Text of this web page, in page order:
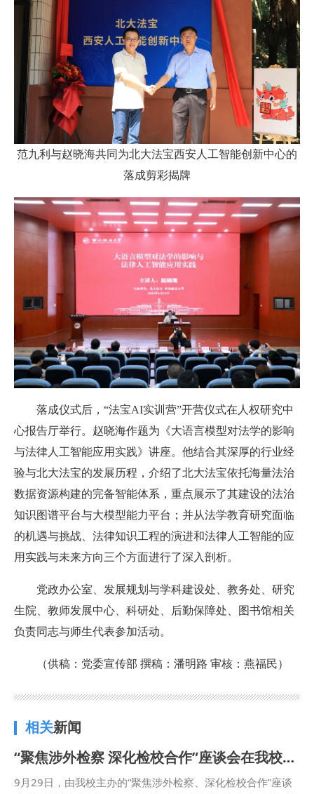
范九利与赵晓海共同为北大法宝西安人工智能创新中心的
落成剪彩揭牌
落成仪式后，“法宝AI实训营”开营仪式在人权研究中
心报告厅举行。赵晓海作题为《大语言模型对法学的影响
与法律人工智能应用实践》讲座。他结合其深厚的行业经
验与北大法宝的发展历程，介绍了北大法宝依托海量法治
数据资源构建的完备智能体系，重点展示了其建设的法治
知识图谱平台与大模型能力平台；并从法学教育研究面临
的机遇与挑战、法律知识工程的演进和法律人工智能的应
用实践与未来方向三个方面进行了深入剖析。
党政办公室、发展规划与学科建设处、教务处、研究
生院、教师发展中心、科研处、后勤保障处、图书馆相关
负责同志与师生代表参加活动。
（供稿：党委宣传部 撰稿：潘明路 审核：燕福民）
相关新闻
“聚焦涉外检察 深化检校合作”座谈会在我校召开
9月29日，由我校主办的“聚焦涉外检察、深化检校合作”座谈